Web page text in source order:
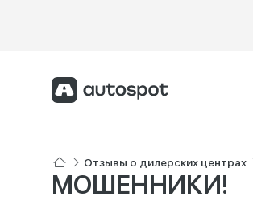
Отзывы о дилерских центрах
МОШЕННИКИ!